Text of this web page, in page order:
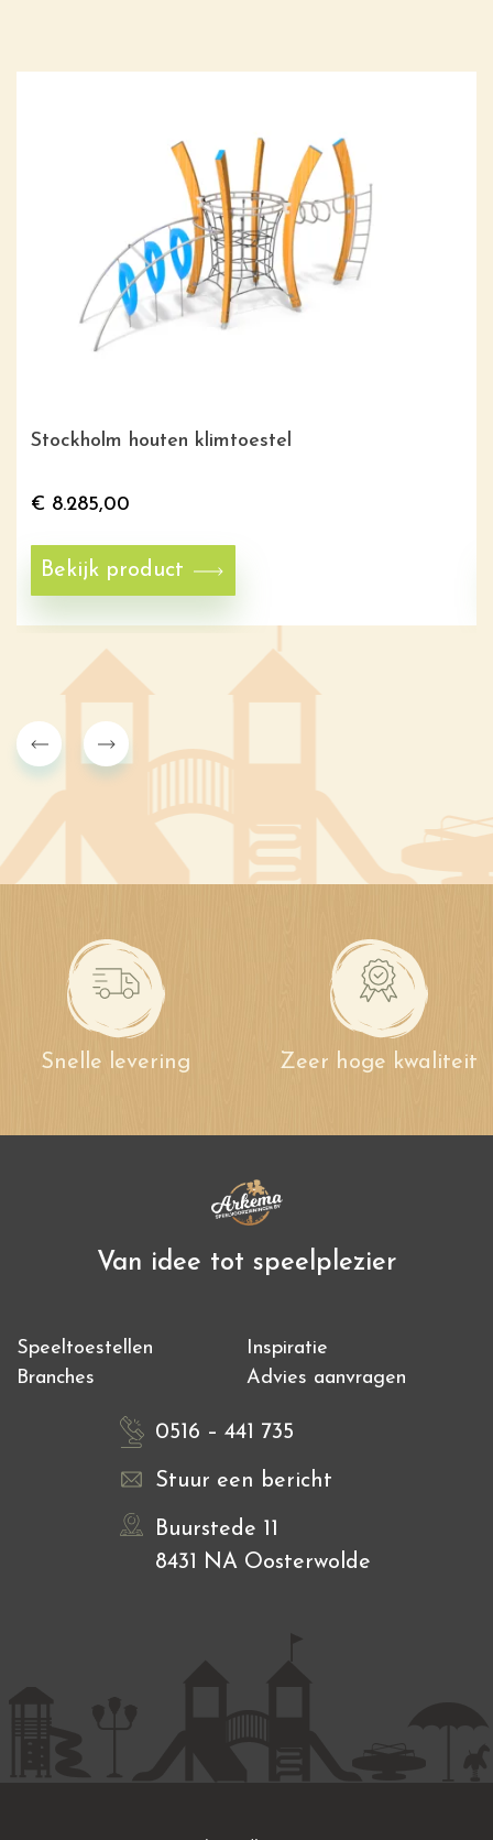
Stockholm houten klimtoestel
€ 8.285,00
Bekijk product
Snelle levering Zeer hoge kwaliteit
Van idee tot speelplezier
Speeltoestellen
Inspiratie
Branches
Advies aanvragen
0516 – 441 735
Stuur een bericht
Buurstede 11
8431 NA Oosterwolde